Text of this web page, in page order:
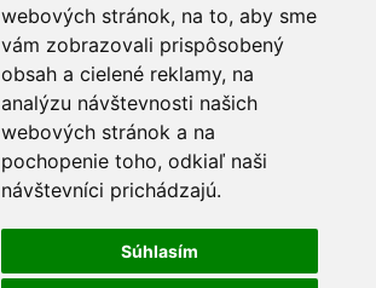
webových stránok, na to, aby sme
vám zobrazovali prispôsobený
obsah a cielené reklamy, na
analýzu návštevnosti našich
webových stránok a na
pochopenie toho, odkiaľ naši
návštevníci prichádzajú.
Súhlasím